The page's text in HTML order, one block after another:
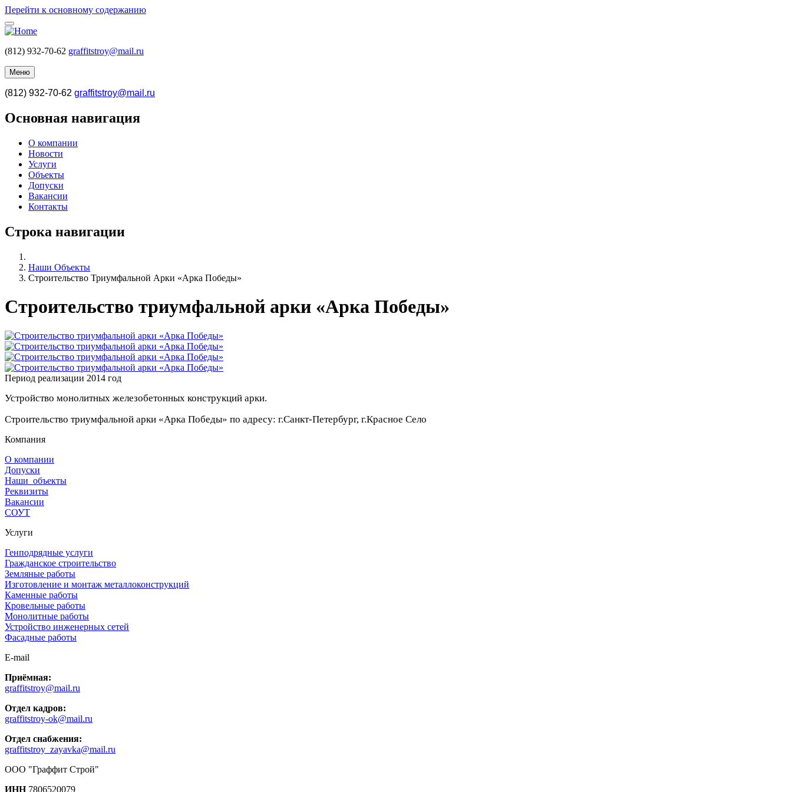
Перейти к основному содержанию
(812) 932-70-62 graffitstroy@mail.ru
Меню
(812) 932-70-62 graffitstroy@mail.ru
Основная навигация
О компании
Новости
Услуги
Объекты
Допуски
Вакансии
Контакты
Строка навигации
Наши Объекты
Строительство Триумфальной Арки «Арка Победы»
Строительство триумфальной арки «Арка Победы»
Период реализации 2014 год
Устройство монолитных железобетонных конструкций арки.
Строительство триумфальной арки «Арка Победы» по адресу: г.Санкт-Петербург, г.Красное Село
Компания
О компании
Допуски
Наши объекты
Реквизиты
Вакансии
СОУТ
Услуги
Генподрядные услуги
Гражданское строительство
Земляные работы
Изготовление и монтаж металлоконструкций
Каменные работы
Кровельные работы
Монолитные работы
Устройство инженерных сетей
Фасадные работы
E-mail
Приёмная:
graffitstroy@mail.ru
Отдел кадров:
graffitstroy-ok@mail.ru
Отдел снабжения:
graffitstroy_zayavka@mail.ru
ООО "Граффит Строй"
ИНН 7806520079